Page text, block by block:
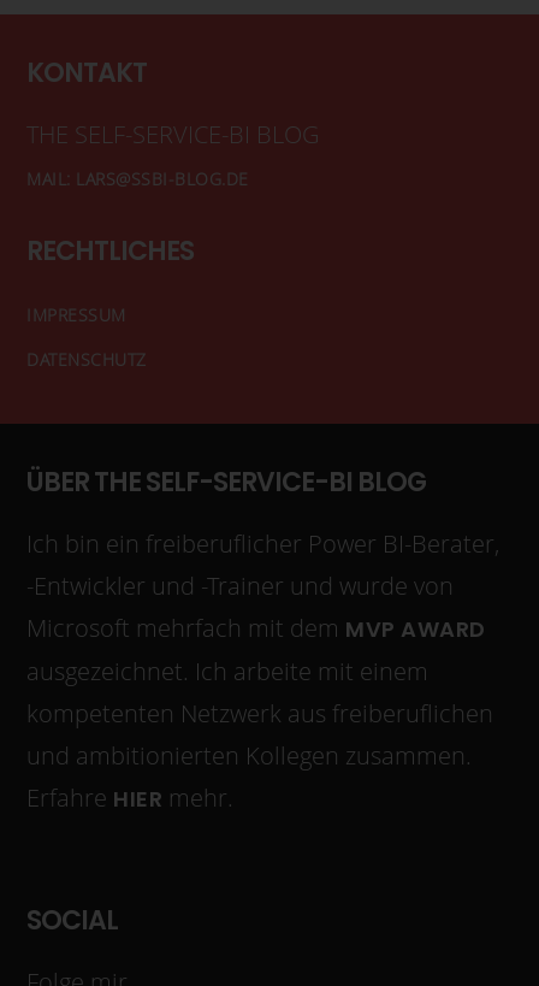
KONTAKT
THE SELF-SERVICE-BI BLOG
MAIL: LARS@SSBI-BLOG.DE
RECHTLICHES
IMPRESSUM
DATENSCHUTZ
ÜBER THE SELF-SERVICE-BI BLOG
Ich bin ein freiberuflicher Power BI-Berater,
-Entwickler und -Trainer und wurde von
Microsoft mehrfach mit dem MVP AWARD
ausgezeichnet. Ich arbeite mit einem
kompetenten Netzwerk aus freiberuflichen
und ambitionierten Kollegen zusammen.
Erfahre HIER mehr.
SOCIAL